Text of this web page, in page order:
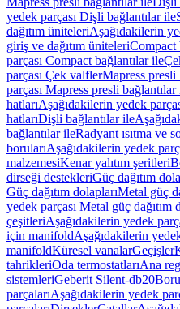
yedek parçası Dişli bağlantılar ile
dağıtım üniteleriAşağıdakilerin
giriş ve dağıtım üniteleriCompact
parçası Compact bağlantılar ile
parçası Çek valflerMapress presli
parçası Mapress presli bağlantılar
hatlarıAşağıdakilerin yedek
hatlarıDişli bağlantılar ile
bağlantılar ileRadyant ısıtma ve
borularıAşağıdakilerin yedek
malzemesiKenar yalıtım şeritleri
dirseği destekleriGüç dağıtım
Güç dağıtım dolaplarıMetal güç
yedek parçası Metal güç dağıtım
çeşitleriAşağıdakilerin yedek
için manifoldAşağıdakilerin
manifoldKüresel vanalarGeçişler
tahrikleriOda termostatlarıAna
sistemleriGeberit Silent-db20
parçalarıAşağıdakilerin yedek